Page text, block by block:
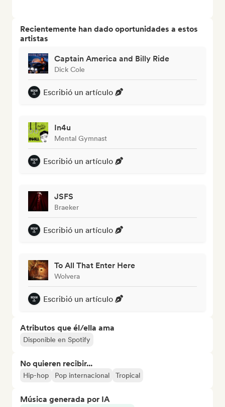
Recientemente han dado oportunidades a estos
artistas
Captain America and Billy Ride
Dick Cole
Escribió un artículo
In4u
Mental Gymnast
Escribió un artículo
JSFS
Braeker
Escribió un artículo
To All That Enter Here
Wolvera
Escribió un artículo
Atributos que él/ella ama
Disponible en Spotify
No quieren recibir...
Hip-hop Pop internacional Tropical
Música generada por IA